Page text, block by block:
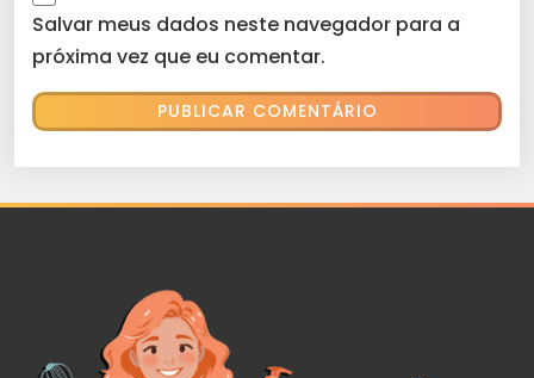
Salvar meus dados neste navegador para a
próxima vez que eu comentar.